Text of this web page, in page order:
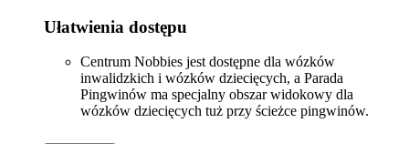
Ułatwienia dostępu
Centrum Nobbies jest dostępne dla wózków
inwalidzkich i wózków dziecięcych, a Parada
Pingwinów ma specjalny obszar widokowy dla
wózków dziecięcych tuż przy ścieżce pingwinów.